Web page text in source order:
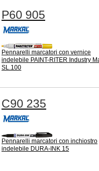
P60 905
Pennarelli marcatori con vernice
indelebile PAINT-RITER Industry
SL.100
C90 235
Pennarelli marcatori con inchiostro
indelebile DURA-INK 15